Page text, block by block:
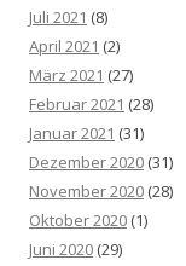
Juli 2021 (8)
April 2021 (2)
März 2021 (27)
Februar 2021 (28)
Januar 2021 (31)
Dezember 2020 (31)
November 2020 (28)
Oktober 2020 (1)
Juni 2020 (29)